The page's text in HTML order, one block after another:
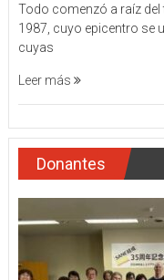
Todo comenzó a raíz
1987, cuyo epicentro se
cuyas
Leer más
Donantes